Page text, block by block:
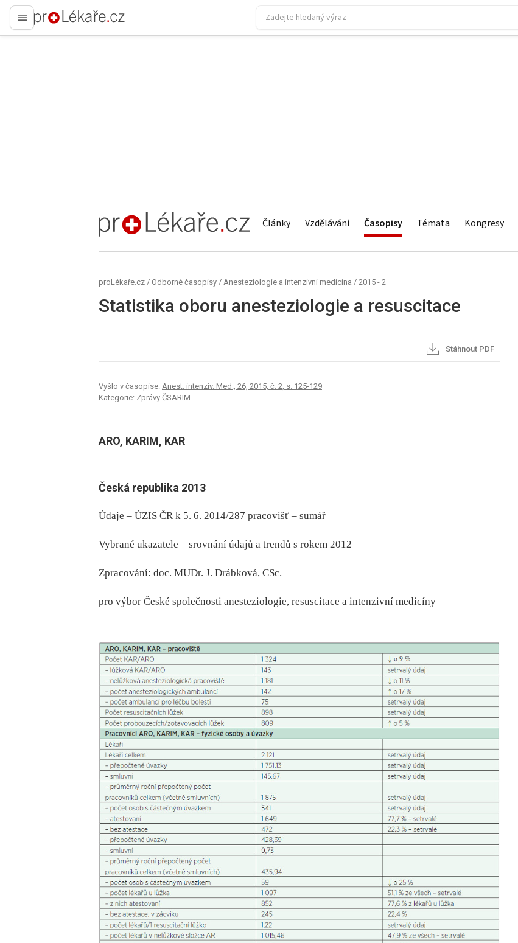
proLékaře.cz
proLékaře.cz Články Vzdělávání Časopisy Témata Kongresy
proLékaře.cz / Odborné časopisy / Anesteziologie a intenzivní medicína / 2015 - 2
Statistika oboru anesteziologie a resuscitace
Stáhnout PDF
Vyšlo v časopise: Anest. intenziv. Med., 26, 2015, č. 2, s. 125-129
Kategorie: Zprávy ČSARIM
ARO, KARIM, KAR
Česká republika 2013
Údaje –⁠ ÚZIS ČR k 5. 6. 2014/287 pracovišť –⁠ sumář
Vybrané ukazatele –⁠ srovnání údajů a trendů s rokem 2012
Zpracování: doc. MUDr. J. Drábková, CSc.
pro výbor České společnosti anesteziologie, resuscitace a intenzivní medicíny